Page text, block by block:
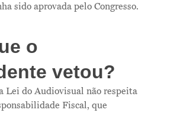
sido aprovada pelo Congresso.
o
vetou?
Lei do Audiovisual não respeita
Fiscal, que